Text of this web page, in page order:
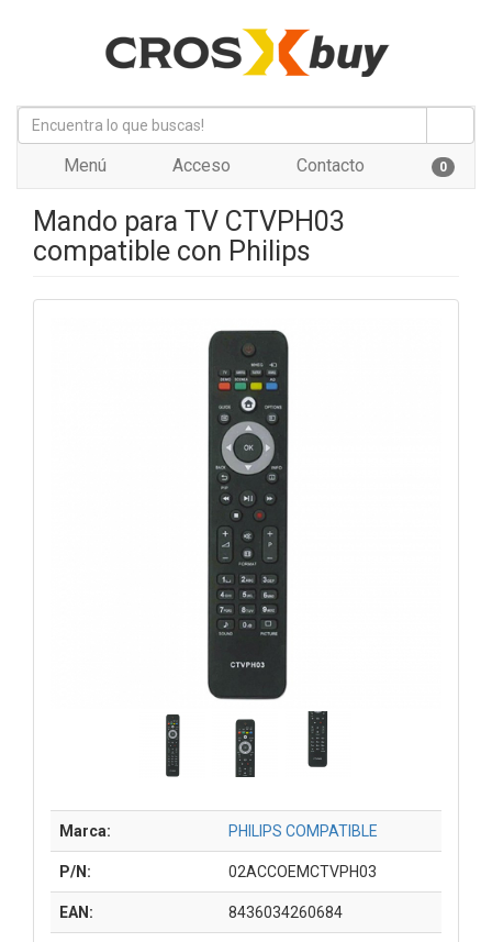
Menú Acceso Contacto 0
Mando para TV CTVPH03
compatible con Philips
Marca: PHILIPS COMPATIBLE
P/N: 02ACCOEMCTVPH03
EAN: 8436034260684